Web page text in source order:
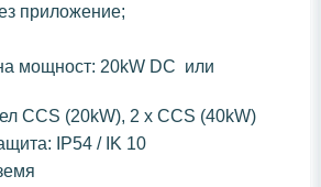
приложение;
мощност: 20kW DC или
CCS (20kW), 2 x CCS (40kW)
IP54 / IK 10